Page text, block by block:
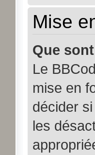
Mise
Que
Le
mise en
décider
les